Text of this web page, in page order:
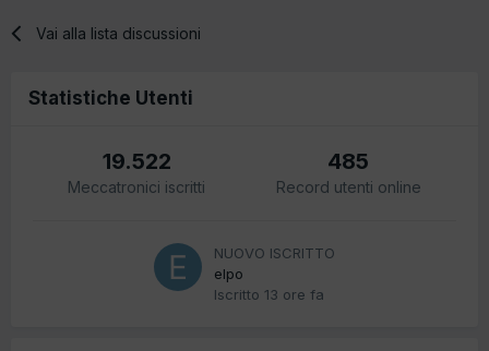
Vai alla lista discussioni
Statistiche Utenti
19.522
Meccatronici iscritti
485
Record utenti online
NUOVO ISCRITTO
elpo
Iscritto 13 ore fa